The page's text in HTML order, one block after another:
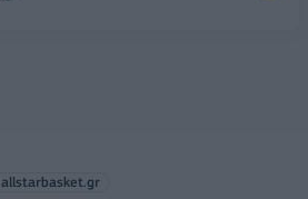
allstarbasket.gr